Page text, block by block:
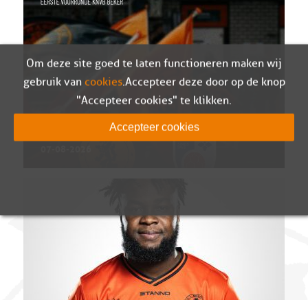
Sparta Nijkerk in eerste kwalificatieronde van
de Eurojackpot KNVB Beker tegen SV Venray
Om deze site goed te laten functioneren maken wij
gebruik van cookies. Accepteer deze door op de knop
"Accepteer cookies" te klikken.
Accepteer cookies